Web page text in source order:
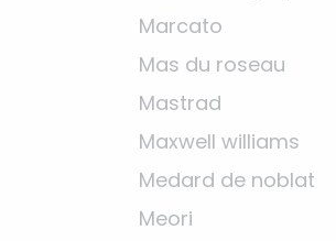
Marcato
Mas du roseau
Mastrad
Maxwell williams
Medard de noblat
Meori